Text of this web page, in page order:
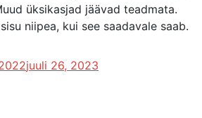
üksikasjad jäävad teadmata.
niipea, kui see saadavale saab.
juuli 26, 2023